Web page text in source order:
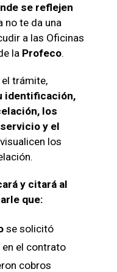
se reflejen
no te da una
a las Oficinas
la Profeco.
trámite,
identificación,
los
y el
los
y citará al
que:
se solicitó
el contrato
cobros